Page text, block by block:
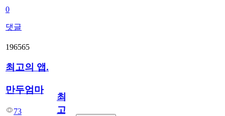
0
댓글
196565
최고의 앱.
만두엄마
73
최
고